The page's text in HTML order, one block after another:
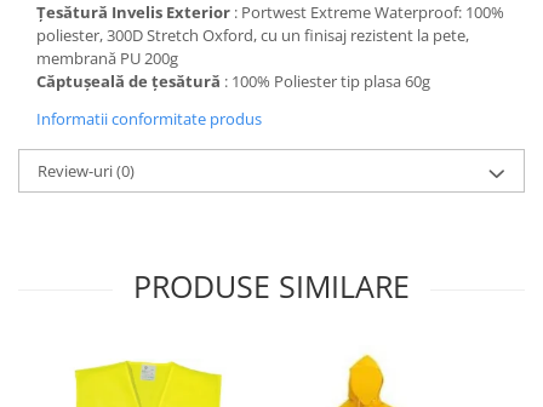
Țesătură Invelis Exterior : Portwest Extreme Waterproof: 100%
poliester, 300D Stretch Oxford, cu un finisaj rezistent la pete,
membrană PU 200g
Căptușeală de țesătură : 100% Poliester tip plasa 60g
Informatii conformitate produs
Review-uri(0)
PRODUSE SIMILARE